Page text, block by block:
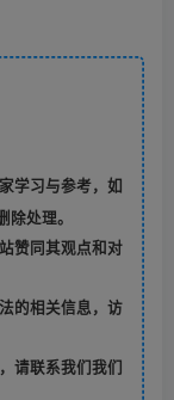
学习与参考，如
除处理。
赞同其观点和对
的相关信息，访
请联系我们我们